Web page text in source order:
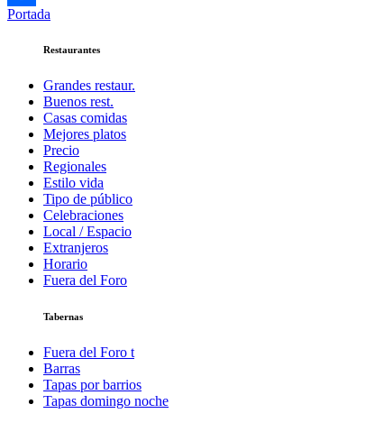
Compartir
Portada
Restaurantes
Grandes restaur.
Buenos rest.
Casas comidas
Mejores platos
Precio
Regionales
Estilo vida
Tipo de público
Celebraciones
Local / Espacio
Extranjeros
Horario
Fuera del Foro
Tabernas
Fuera del Foro t
Barras
Tapas por barrios
Tapas domingo noche